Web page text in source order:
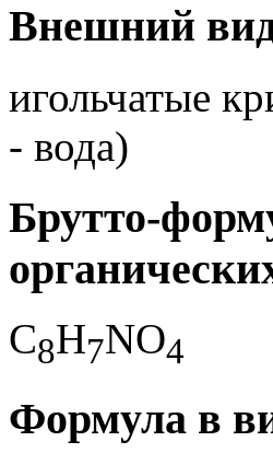
Внешний
игольчатые
- вода)
Брутто-
C8H7NO4
Формула в